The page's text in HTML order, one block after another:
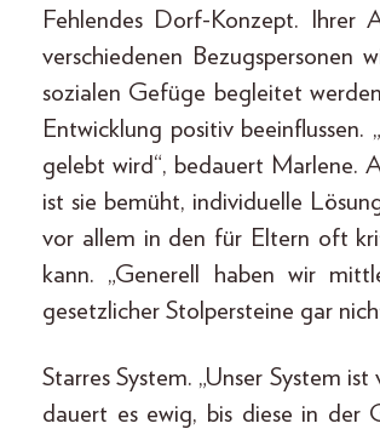
Fehlendes Dorf-Konzept. Ihrer
verschiedenen Bezugspersonen
sozialen Gefüge begleitet
Entwicklung positiv beeinflussen.
gelebt wird“, bedauert Marlene.
ist sie bemüht, individuelle
vor allem in den für Eltern oft
kann. „Generell haben wir
gesetzlicher Stolpersteine gar
Starres System. „Unser System
dauert es ewig, bis diese in der